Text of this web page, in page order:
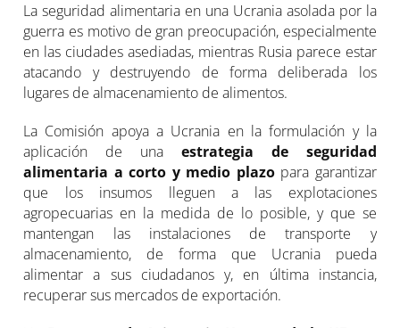
La seguridad alimentaria en una Ucrania asolada por la
guerra es motivo de gran preocupación, especialmente
en las ciudades asediadas, mientras Rusia parece estar
atacando y destruyendo de forma deliberada los
lugares de almacenamiento de alimentos.
La Comisión apoya a Ucrania en la formulación y la
aplicación de una estrategia de seguridad
alimentaria a corto y medio plazopara garantizar
que los insumos lleguen a las explotaciones
agropecuarias en la medida de lo posible, y que se
mantengan las instalaciones de transporte y
almacenamiento, de forma que Ucrania pueda
alimentar a sus ciudadanos y, en última instancia,
recuperar sus mercados de exportación.